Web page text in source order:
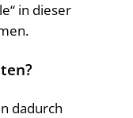
in die­ser
dadurch